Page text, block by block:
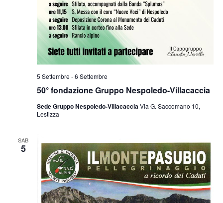
50° fondazione Gruppo Nespoledo-Villacaccia
5 Settembre -6 Settembre
Sede Gruppo Nespoledo-VillacacciaVia G. Saccomano 10,
Lestizza
SAB
5